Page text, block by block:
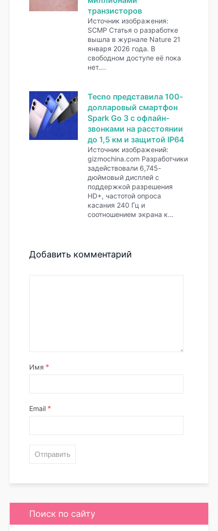
транзисторов
Источник изображения:
SCMP Статья о разработке
вышла в журнале Nature 21
января 2026 года. В
свободном доступе её пока
нет….
Tecno представила 100-
долларовый смартфон
Spark Go 3 с офлайн-
звонками на расстоянии
до 1,5 км и защитой IP64
Источник изображений:
gizmochina.com Разработчики
задействовали 6,745-
дюймовый дисплей с
поддержкой разрешения
HD+, частотой опроса
касания 240 Гц и
соотношением экрана к…
Добавить комментарий
Имя *
Email *
Поиск по сайту